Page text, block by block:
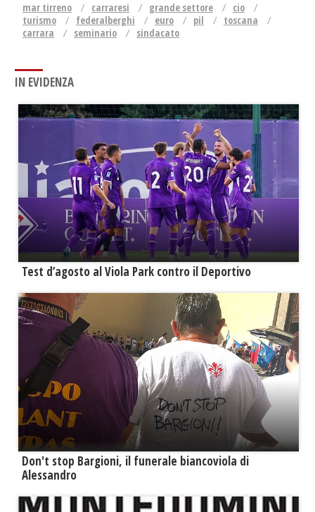
mar tirreno carraresi grande settore
cio
turismo
federalberghi euro pil
toscana
carrara
seminario sindacato
IN EVIDENZA
Test d’agosto al Viola Park contro il Deportivo
Don't stop Bargioni, il funerale biancoviola di
Alessandro